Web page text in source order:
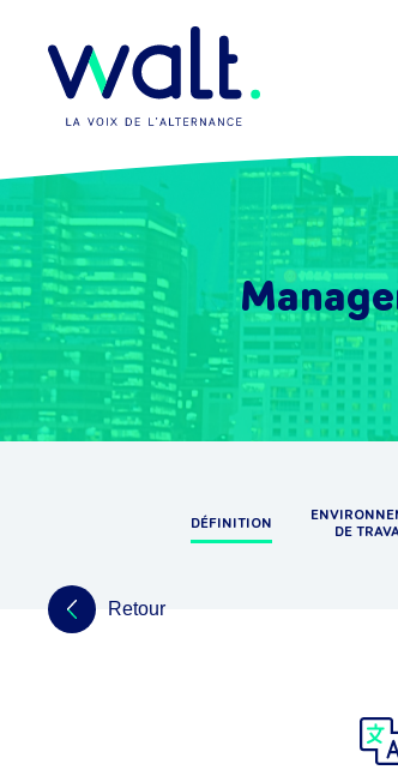
DÉFINITION
DE
Retour